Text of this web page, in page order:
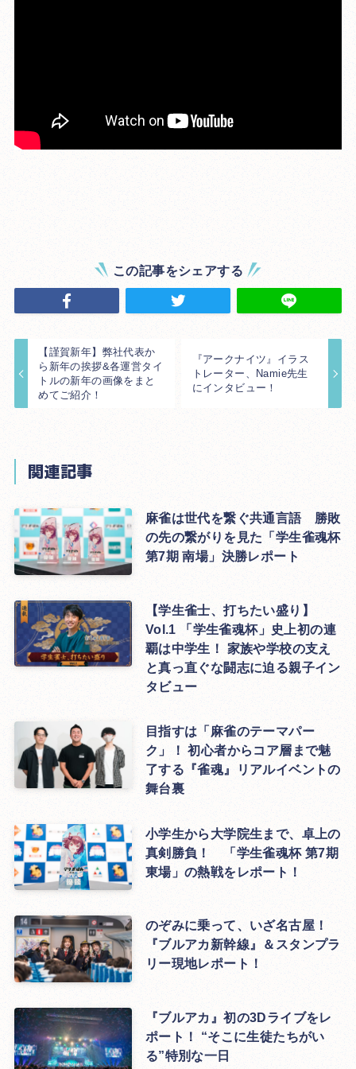
この記事をシェアする
【謹賀新年】弊社代表か
ら新年の挨拶&各運営タイ
トルの新年の画像をまと
めてご紹介！
『アークナイツ』イラス
トレーター、Namie先生
にインタビュー！
関連記事
麻雀は世代を繋ぐ共通言語 勝敗
の先の繋がりを見た「学生雀魂杯
第7期 南場」決勝レポート
【学生雀士、打ちたい盛り】
Vol.1 「学生雀魂杯」史上初の連
覇は中学生！ 家族や学校の支え
と真っ直ぐな闘志に迫る親子イン
タビュー
目指すは「麻雀のテーマパー
ク」！ 初心者からコア層まで魅
了する『雀魂』リアルイベントの
舞台裏
小学生から大学院生まで、卓上の
真剣勝負！ 「学生雀魂杯 第7期
東場」の熱戦をレポート！
のぞみに乗って、いざ名古屋！
『ブルアカ新幹線』＆スタンプラ
リー現地レポート！
『ブルアカ』初の3Dライブをレ
ポート！ “そこに生徒たちがい
る”特別な一日